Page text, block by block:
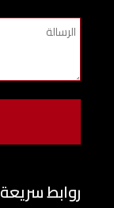
روابط سريعة